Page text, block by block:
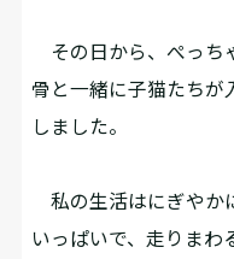
その日から、ぺっち
骨と一緒に子猫たちが
しました。
私の生活はにぎやか
いっぱいで、走りまわ